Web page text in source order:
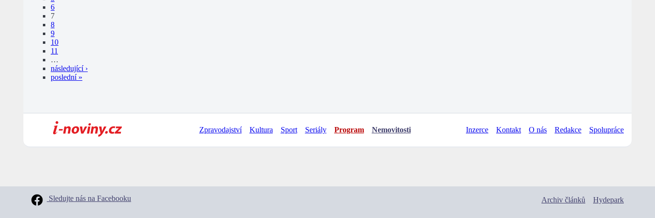
6
7
8
9
10
11
…
následující ›
poslední »
Zpravodajství Kultura Sport Seriály Program Nemovitosti Inzerce Kontakt O nás Redakce Spolupráce
Sledujte nás na Facebooku Archiv článků Hydepark